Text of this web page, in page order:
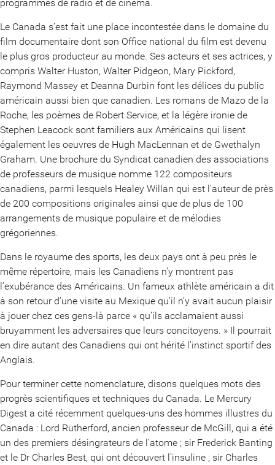
programmes de radio et de cinéma.
Le Canada s’est fait une place incontestée dans le domaine du
film documentaire dont son Office national du film est devenu
le plus gros producteur au monde. Ses acteurs et ses actrices, y
compris Walter Huston, Walter Pidgeon, Mary Pickford,
Raymond Massey et Deanna Durbin font les délices du public
américain aussi bien que canadien. Les romans de Mazo de la
Roche, les poèmes de Robert Service, et la légère ironie de
Stephen Leacock sont familiers aux Américains qui lisent
également les oeuvres de Hugh MacLennan et de Gwethalyn
Graham. Une brochure du Syndicat canadien des associations
de professeurs de musique nomme 122 compositeurs
canadiens, parmi lesquels Healey Willan qui est l’auteur de près
de 200 compositions originales ainsi que de plus de 100
arrangements de musique populaire et de mélodies
grégoriennes.
Dans le royaume des sports, les deux pays ont à peu près le
même répertoire, mais les Canadiens n’y montrent pas
l’exubérance des Américains. Un fameux athlète américain a dit
à son retour d’une visite au Mexique qu’il n’y avait aucun plaisir
à jouer chez ces gens-là parce « qu’ils acclamaient aussi
bruyamment les adversaires que leurs concitoyens. » Il pourrait
en dire autant des Canadiens qui ont hérité l’instinct sportif des
Anglais.
Pour terminer cette nomenclature, disons quelques mots des
progrès scientifiques et techniques du Canada. Le Mercury
Digest a cité récemment quelques-uns des hommes illustres du
Canada : Lord Rutherford, ancien professeur de McGill, qui a été
un des premiers désingrateurs de l’atome ; sir Frederick Banting
et le Dr Charles Best, qui ont découvert l’insuline ; sir Charles